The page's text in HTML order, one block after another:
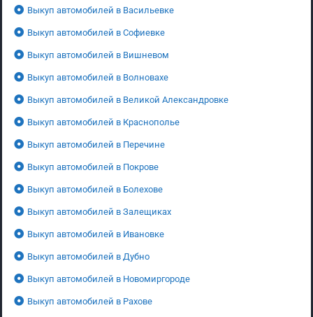
Выкуп автомобилей в Васильевке
Выкуп автомобилей в Софиевке
Выкуп автомобилей в Вишневом
Выкуп автомобилей в Волновахе
Выкуп автомобилей в Великой Александровке
Выкуп автомобилей в Краснополье
Выкуп автомобилей в Перечине
Выкуп автомобилей в Покрове
Выкуп автомобилей в Болехове
Выкуп автомобилей в Залещиках
Выкуп автомобилей в Ивановке
Выкуп автомобилей в Дубно
Выкуп автомобилей в Новомиргороде
Выкуп автомобилей в Рахове